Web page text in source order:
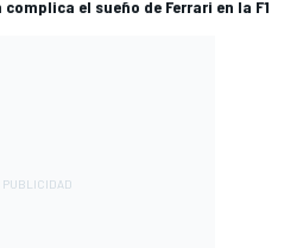
el sueño de Ferrari en la F1